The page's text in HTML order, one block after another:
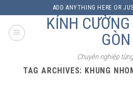
to
content
ADD ANYTHING HERE OR
KÍNH
GÒN
Chuyên nghiệp
TAG ARCHIVES: KHUNG